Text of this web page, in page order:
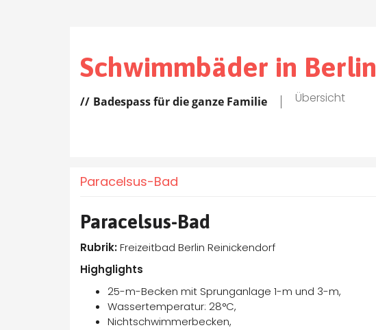
Schwimmbäder in Berlin
Badespass für die ganze Familie Übersicht
Paracelsus-Bad
Paracelsus-Bad
Rubrik:Freizeitbad Berlin Reinickendorf
Highglights
25-m-Becken mit Sprunganlage 1-m und 3-m,
Wassertemperatur: 28°C,
Nichtschwimmerbecken,